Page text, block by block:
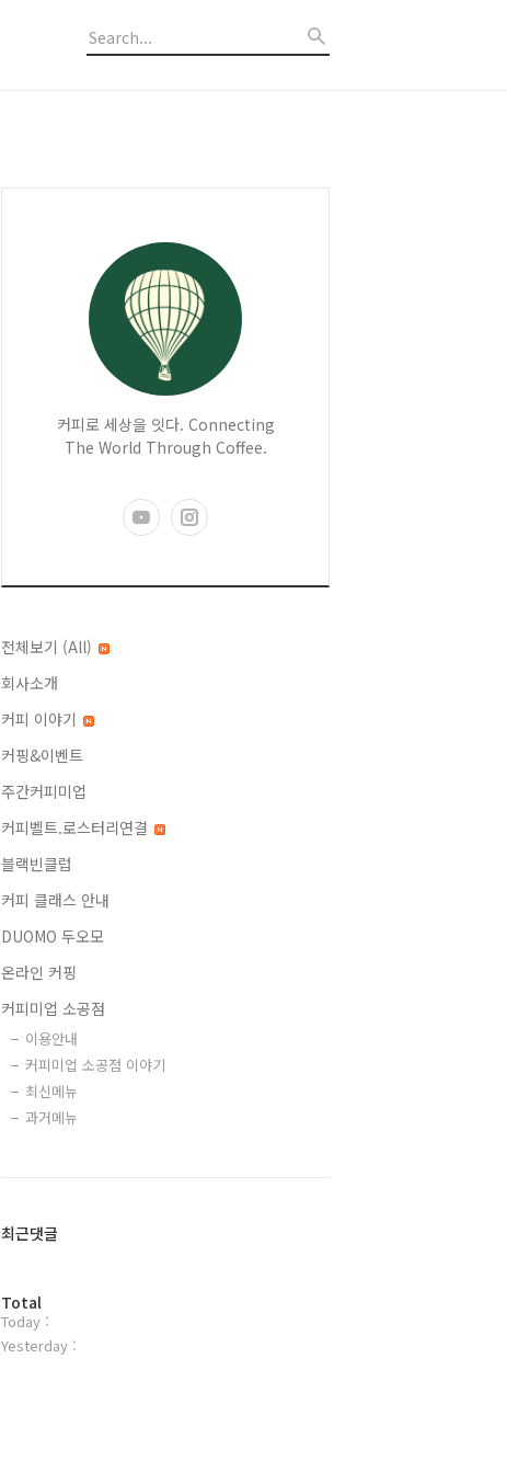
커피로 세상을 잇다. Connecting
The World Through Coffee.
전체보기 (All)
회사소개
커피 이야기
커핑&이벤트
주간커피미업
커피벨트.로스터리연결
블랙빈클럽
커피 클래스 안내
DUOMO 두오모
온라인 커핑
커피미업 소공점
이용안내
커피미업 소공점 이야기
최신메뉴
과거메뉴
최근댓글
방
문
자
Total
Today :
Yesterday :